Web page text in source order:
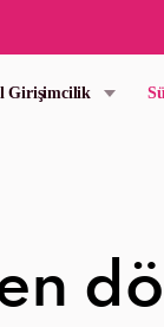
Girişimcilik